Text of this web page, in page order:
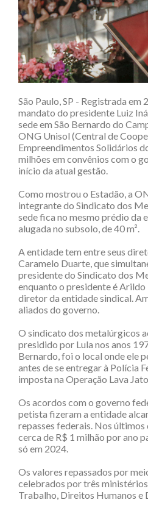
São Paulo, SP - Registrada
mandato do presidente Luiz
sede em São Bernardo do
ONG Unisol (Central de
Empreendimentos Solidários
milhões em convênios com o
início da atual gestão.
Como mostrou o Estadão, a
integrante do Sindicato dos
sede fica no mesmo prédio da
alugada no subsolo, de 40 m².
A entidade tem entre seus
Caramelo Duarte, que
presidente do Sindicato dos
enquanto o presidente é
diretor da entidade sindical.
aliados do governo.
O sindicato dos metalúrgicos
presidido por Lula nos anos
Bernardo, foi o local onde ele
antes de se entregar à Polícia
imposta na Operação Lava
Os acordos com o governo
petista fizeram a entidade
repasses federais. Nos últimos
cerca de R$ 1 milhão por ano
só em 2024.
Os valores repassados por
celebrados por três ministérios
Trabalho, Direitos Humanos e